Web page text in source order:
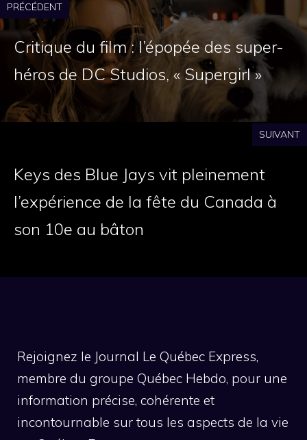
PRÉCÉDENT
Critique du film : l’épopée des super-
héros de DC Studios, « Supergirl »
SUIVANT
Keys des Blue Jays vit pleinement
l’expérience de la fête du Canada à
son 10e au bâton
Rejoignez le Journal Le Québec Express,
membre du groupe Québec Hebdo, pour une
information précise, cohérente et
incontournable sur tous les aspects de la vie